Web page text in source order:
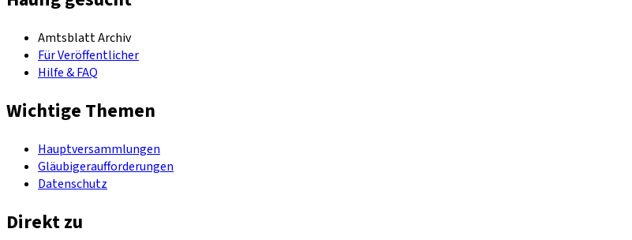
Amtsblatt Archiv
Für Veröffentlicher
Hilfe & FAQ
Wichtige Themen
Hauptversammlungen
Gläubigeraufforderungen
Datenschutz
Direkt zu